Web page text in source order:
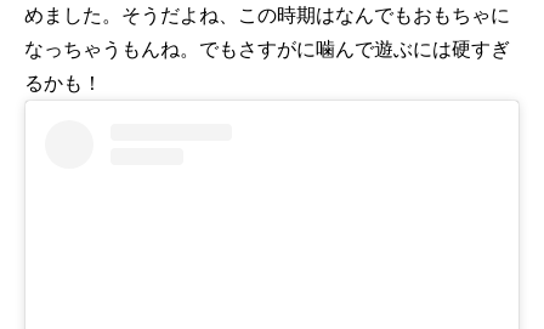
めました。そうだよね、この時期はなんでもおもちゃに
なっちゃうもんね。でもさすがに噛んで遊ぶには硬すぎ
るかも！